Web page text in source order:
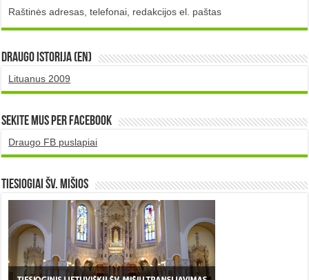
Raštinės adresas, telefonai, redakcijos el. paštas
DRAUGO istorija (EN)
Lituanus 2009
Sekite mus per Facebook
Draugo FB puslapiai
TIESIOGIAI šv. MIŠIOS